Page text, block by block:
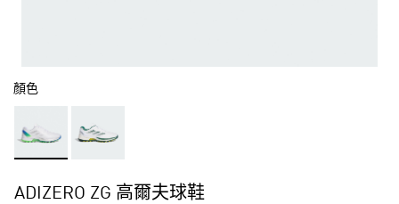
顏色
ADIZERO ZG 高爾夫球鞋